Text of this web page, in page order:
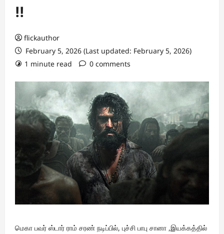
!!
flickauthor
February 5, 2026 (Last updated: February 5, 2026)
1 minute read
0 comments
மெகா பவர் ஸ்டார் ராம் சரண் நடிப்பில், புச்சி பாபு சானா ,இயக்கத்தில்